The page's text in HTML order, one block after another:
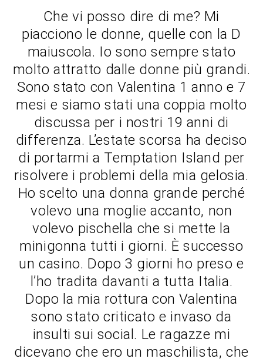
Che vi posso dire di me? Mi
piacciono le donne, quelle con la D
maiuscola. Io sono sempre stato
molto attratto dalle donne più grandi.
Sono stato con Valentina 1 anno e 7
mesi e siamo stati una coppia molto
discussa per i nostri 19 anni di
differenza. L’estate scorsa ha deciso
di portarmi a Temptation Island per
risolvere i problemi della mia gelosia.
Ho scelto una donna grande perché
volevo una moglie accanto, non
volevo pischella che si mette la
minigonna tutti i giorni. È successo
un casino. Dopo 3 giorni ho preso e
l’ho tradita davanti a tutta Italia.
Dopo la mia rottura con Valentina
sono stato criticato e invaso da
insulti sui social. Le ragazze mi
dicevano che ero un maschilista, che